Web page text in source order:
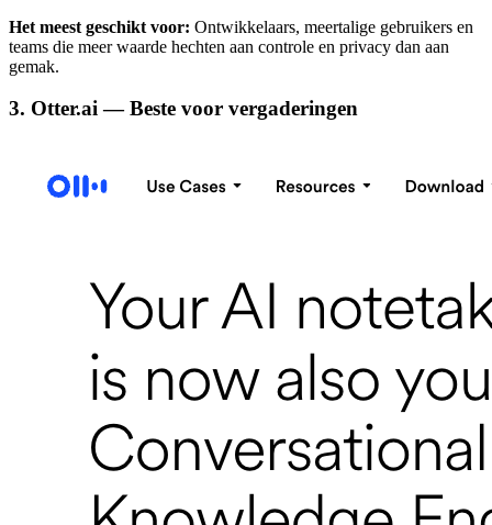
Het meest geschikt voor: Ontwikkelaars, meertalige gebruikers en
teams die meer waarde hechten aan controle en privacy dan aan
gemak.
3. Otter.ai — Beste voor vergaderingen